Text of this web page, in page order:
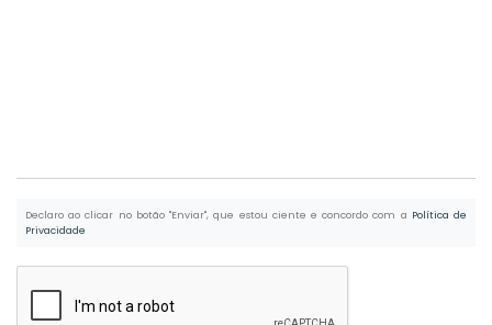
Declaro ao clicar no botão"Enviar", que estou ciente e concordo com a Política de
Privacidade